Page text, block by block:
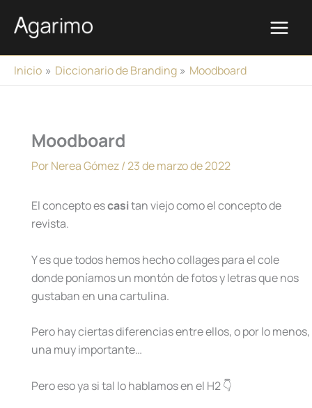
Inicio
Diccionario de Branding Moodboard
Moodboard
PorNerea Gómez/23 de marzo de 2022
El concepto escasitan viejo como el concepto de
revista.
Y es que todos hemos hecho collages para el cole
donde poníamos un montón de fotos y letras que nos
gustaban en una cartulina.
Pero hay ciertas diferencias entre ellos, o por lo menos,
una muy importante…
Pero eso ya si tal lo hablamos en el H2 👇